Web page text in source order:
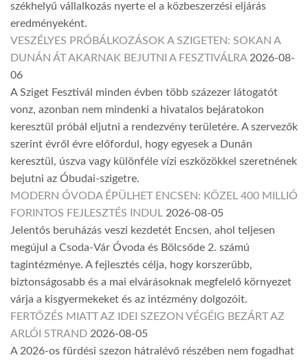
székhelyű vállalkozás nyerte el a közbeszerzési eljárás
eredményeként.
VESZÉLYES PRÓBÁLKOZÁSOK A SZIGETEN: SOKAN A
DUNÁN ÁT AKARNAK BEJUTNI A FESZTIVÁLRA 2026-08-
06
A Sziget Fesztivál minden évben több százezer látogatót
vonz, azonban nem mindenki a hivatalos bejáratokon
keresztül próbál eljutni a rendezvény területére. A szervezők
szerint évről évre előfordul, hogy egyesek a Dunán
keresztül, úszva vagy különféle vízi eszközökkel szeretnének
bejutni az Óbudai-szigetre.
MODERN ÓVODA ÉPÜLHET ENCSEN: KÖZEL 400 MILLIÓ
FORINTOS FEJLESZTÉS INDUL 2026-08-05
Jelentős beruházás veszi kezdetét Encsen, ahol teljesen
megújul a Csoda-Vár Óvoda és Bölcsőde 2. számú
tagintézménye. A fejlesztés célja, hogy korszerűbb,
biztonságosabb és a mai elvárásoknak megfelelő környezet
várja a kisgyermekeket és az intézmény dolgozóit.
FERTŐZÉS MIATT AZ IDEI SZEZON VÉGÉIG BEZÁRT AZ
ARLÓI STRAND 2026-08-05
A 2026-os fürdési szezon hátralévő részében nem fogadhat